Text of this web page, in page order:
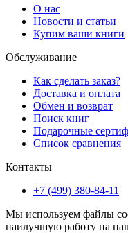
О нас
Новости и статьи
Купим ваши книги
Обслуживание
Как сделать заказ?
Доставка и оплата
Обмен и возврат
Поиск книг
Подарочные
Список сравнения
Контакты
+7 (499) 380-84-11
Мы используем файлы
наилучшую работу на